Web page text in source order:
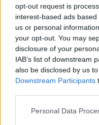
opt-out request is
interest-based ads
us or personal
your opt-out. You may
disclosure of your
IAB’s list of downstream
also be disclosed by us
Downstream Participants
Please note that this
Personal Data
Kövess minket, és
Facebookon is!